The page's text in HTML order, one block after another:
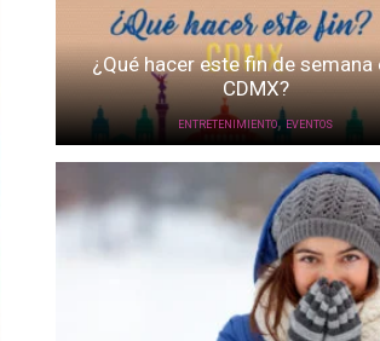
¿Qué hacer este fin de semana
CDMX?
ENTRETENIMIENTO,EVENTOS